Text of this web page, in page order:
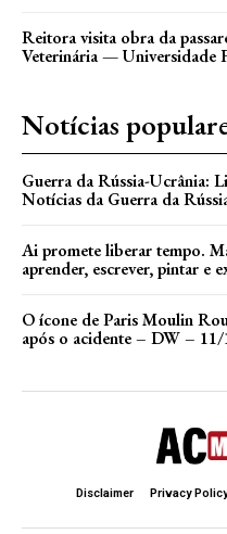
Reitora visita obra da
Veterinária — Universidade
Notícias
Guerra da Rússia-Ucrânia:
Notícias da Guerra da
Ai promete liberar tempo.
aprender, escrever, pintar e
O ícone de Paris Moulin
após o acidente – DW –
Disclaimer Privacy Policy